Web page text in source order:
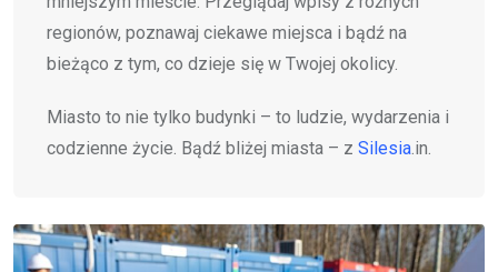
regionów, poznawaj ciekawe miejsca i bądź na
bieżąco z tym, co dzieje się w Twojej okolicy.
Miasto to nie tylko budynki – to ludzie, wydarzenia i
codzienne życie. Bądź bliżej miasta – z Silesia .in.